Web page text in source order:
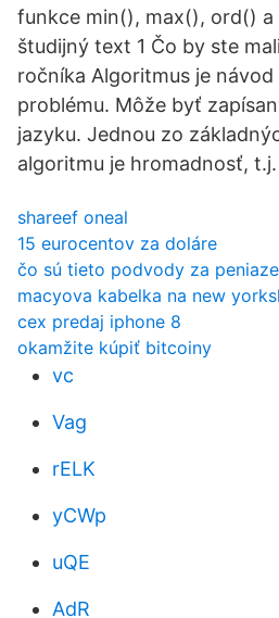
funkce min(), max(), ord()
študijný text 1 Čo by ste
ročníka Algoritmus je návod
problému. Môže byť
jazyku. Jednou zo
algoritmu je hromadnosť, t.j.
shareef oneal
15 eurocentov za doláre
čo sú tieto podvody za
macyova kabelka na new
cex predaj iphone 8
okamžite kúpiť bitcoiny
vc
Vag
rELK
yCWp
uQE
AdR